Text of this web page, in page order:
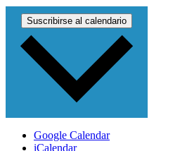
Suscribirse al calendario
Google Calendar
iCalendar